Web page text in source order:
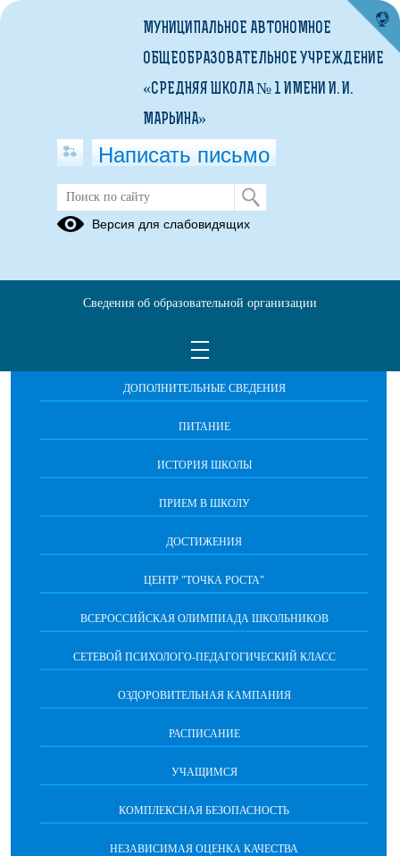
ОБРАЩЕНИЯ ГРАЖДАН
ПРОТИВОДЕЙСТВИЕ КОРРУПЦИИ
ДОПОЛНИТЕЛЬНЫЕ СВЕДЕНИЯ
ПИТАНИЕ
ИСТОРИЯ ШКОЛЫ
ПРИЕМ В ШКОЛУ
ДОСТИЖЕНИЯ
ЦЕНТР "ТОЧКА РОСТА"
ВСЕРОССИЙСКАЯ ОЛИМПИАДА ШКОЛЬНИКОВ
СЕТЕВОЙ ПСИХОЛОГО-ПЕДАГОГИЧЕСКИЙ КЛАСС
ОЗДОРОВИТЕЛЬНАЯ КАМПАНИЯ
РАСПИСАНИЕ
УЧАЩИМСЯ
КОМПЛЕКСНАЯ БЕЗОПАСНОСТЬ
НЕЗАВИСИМАЯ ОЦЕНКА КАЧЕСТВА
МУНИЦИПАЛЬНОЕ АВТОНОМНОЕ
ОБЩЕОБРАЗОВАТЕЛЬНОЕ УЧРЕЖДЕНИЕ
«СРЕДНЯЯ ШКОЛА № 1 ИМЕНИ И. И.
МАРЬИНА»
Написать письмо
Версия для слабовидящих
Сведения об образовательной организации